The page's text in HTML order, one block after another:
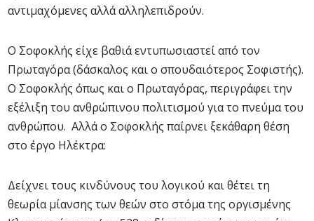
αντιμαχόμενες αλλά αλληλεπιδρούν.
Ο Σοφοκλής είχε βαθιά εντυπωσιαστεί από τον
Πρωταγόρα (δάσκαλος και ο σπουδαιότερος Σοφιστής).
Ο Σοφοκλής όπως και ο Πρωταγόρας, περιγράφει την
εξέλιξη του ανθρώπινου πολιτισμού για το πνεύμα του
ανθρώπου. Αλλά ο Σοφοκλής παίρνει ξεκάθαρη θέση
στο έργο Ηλέκτρα:
Δείχνει τους κινδύνους του λογικού και θέτει τη
θεωρία μίανσης των θεών στο στόμα της οργισμένης